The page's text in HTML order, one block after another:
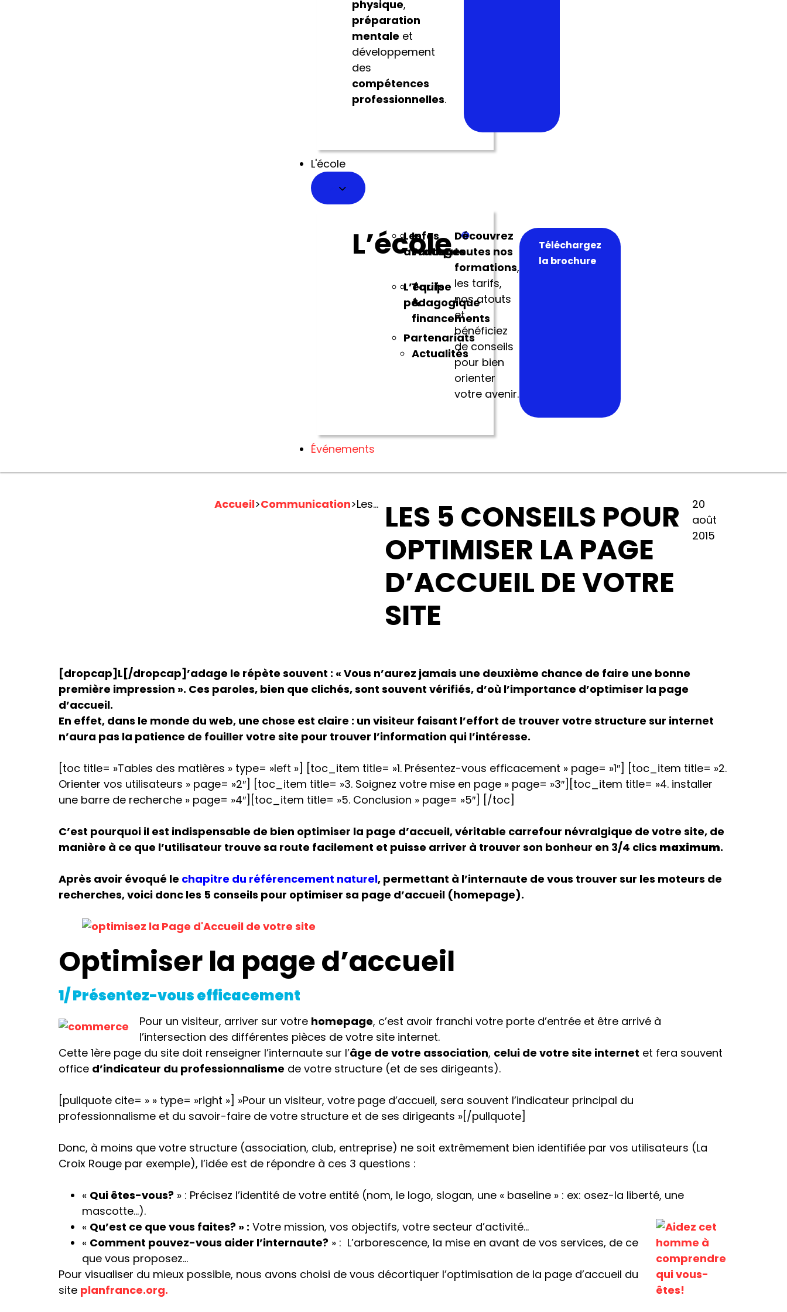
physique,
préparation
mentale et
développement
des
compétences
professionnelles.
L'école
L’école
Les
avantages
L’équipe
pédagogique
Partenariats
Infos
Pratiques
Tarifs
&
financements
Actualités
Découvrez
toutes nos
formations,
les tarifs,
nos atouts
et
bénéficiez
de conseils
pour bien
orienter
votre avenir.
Téléchargez
la brochure
Événements
Accueil>Communication> Les 5 conseils pour optimiser la page d’accueil de votre site LES 5 CONSEILS POUR
OPTIMISER LA PAGE
D’ACCUEIL DE VOTRE
SITE
20
août
2015
[dropcap]L[/dropcap]’adage le répète souvent : « Vous n’aurez jamais une deuxième chance de faire une bonne
première impression ». Ces paroles, bien que clichés, sont souvent vérifiés, d’où l’importance d’optimiser la page
d’accueil.
En effet, dans le monde du web, une chose est claire : un visiteur faisant l’effort de trouver votre structure sur internet
n’aura pas la patience de fouiller votre site pour trouver l’information qui l’intéresse.
[toc title= »Tables des matières » type= »left »] [toc_item title= »1. Présentez-vous efficacement » page= »1″] [toc_item title= »2.
Orienter vos utilisateurs » page= »2″] [toc_item title= »3. Soignez votre mise en page » page= »3″][toc_item title= »4. installer
une barre de recherche » page= »4″][toc_item title= »5. Conclusion » page= »5″] [/toc]
C’est pourquoi il est indispensable de bien optimiser la page d’accueil, véritable carrefour névralgique de votre site, de
manière à ce que l’utilisateur trouve sa route facilement et puisse arriver à trouver son bonheur en 3/4 clics maximum.
Après avoir évoqué le chapitre du référencement naturel, permettant à l’internaute de vous trouver sur les moteurs de
recherches, voici donc les 5 conseils pour optimiser sa page d’accueil (homepage).
Optimiser la page d’accueil
1/ Présentez-vous efficacement
Pour un visiteur, arriver sur votre homepage, c’est avoir franchi votre porte d’entrée et être arrivé à
l’intersection des différentes pièces de votre site internet.
Cette 1ère page du site doit renseigner l’internaute sur l’âge de votre association, celui de votre site internet et fera souvent
office d’indicateur du professionnalisme de votre structure (et de ses dirigeants).
[pullquote cite= » » type= »right »] »Pour un visiteur, votre page d’accueil, sera souvent l’indicateur principal du
professionnalisme et du savoir-faire de votre structure et de ses dirigeants »[/pullquote]
Donc, à moins que votre structure (association, club, entreprise) ne soit extrêmement bien identifiée par vos utilisateurs (La
Croix Rouge par exemple), l’idée est de répondre à ces 3 questions :
« Qui êtes-vous? » : Précisez l’identité de votre entité (nom, le logo, slogan, une « baseline » : ex: osez-la liberté, une
mascotte…).
« Qu’est ce que vous faites? » : Votre mission, vos objectifs, votre secteur d’activité…
« Comment pouvez-vous aider l’internaute? » : L’arborescence, la mise en avant de vos services, de ce
que vous proposez…
Pour visualiser du mieux possible, nous avons choisi de vous décortiquer l’optimisation de la page d’accueil du
site planfrance.org.